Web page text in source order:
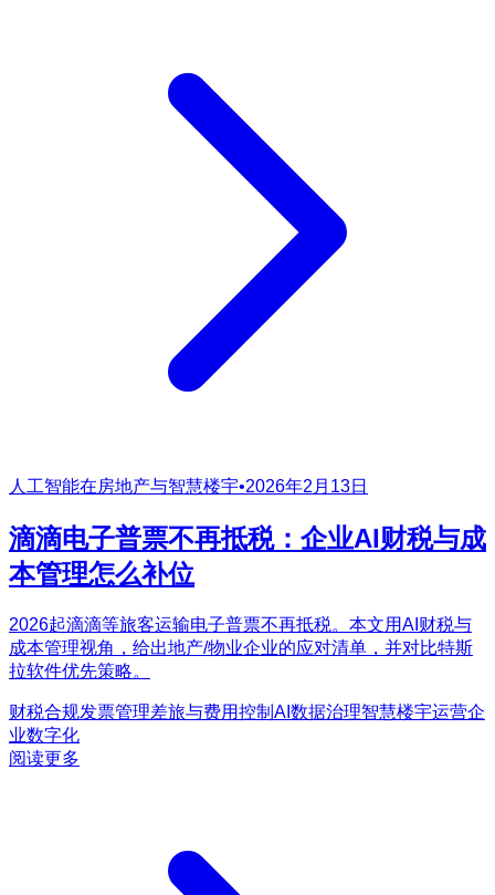
人工智能在房地产与智慧楼宇•2026年2月13日
滴滴电子普票不再抵税：企业AI财税与成
本管理怎么补位
2026起滴滴等旅客运输电子普票不再抵税。本文用AI财税与
成本管理视角，给出地产/物业企业的应对清单，并对比特斯
拉软件优先策略。
财税合规发票管理差旅与费用控制 AI数据治理智慧楼宇运营企
业数字化
阅读更多